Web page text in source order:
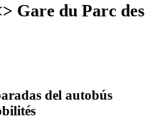
Gare du Parc des
del autobús